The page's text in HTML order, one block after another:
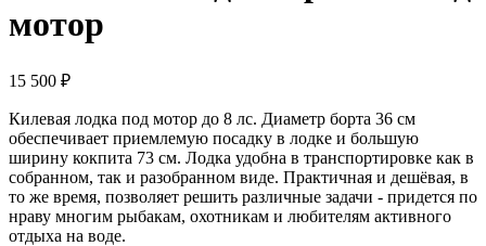
мотор
15 500 ₽
Килевая лодка под мотор до 8 лс. Диаметр борта 36 см
обеспечивает приемлемую посадку в лодке и большую
ширину кокпита 73 см. Лодка удобна в транспортировке как в
собранном, так и разобранном виде. Практичная и дешёвая, в
то же время, позволяет решить различные задачи - придется по
нраву многим рыбакам, охотникам и любителям активного
отдыха на воде.